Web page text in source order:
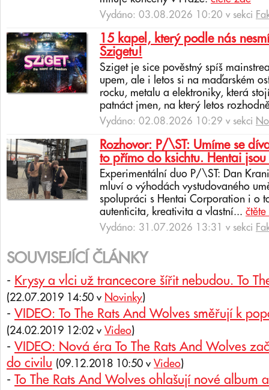
Vydáno: 03.08.2026 10:20 v sekci
15 kapel, který podle nás
Szigetu!
Sziget je sice pověstný spíš
upem, ale i letos si na maďarském
rocku, metalu a elektroniky, která
patnáct jmen, na který letos
Vydáno: 02.08.2026 10:29 v sekci
Rozhovor: P/\ST: Umíme se
to přímo do ksichtu. Hentai
Experimentální duo P/\ST: Dan
mluví o výhodách vystudovaného
spolupráci s Hentai Corporation i o
autenticita, kreativita a vlastní...
Vydáno: 31.07.2026 13:31 v sekci
SOUVISEJÍCÍ ČLÁNKY
- Krysy a vlci už trancecore šířit nebudou. To
(22.07.2019 14:50 v Novinky)
- VIDEO: To The Rats And Wolves směřují k
(24.02.2019 12:02 v Video)
- VIDEO: Nová éra To The Rats And Wolves
do civilu (09.12.2018 10:50 v Video)
- To The Rats And Wolves ohlašují nové album